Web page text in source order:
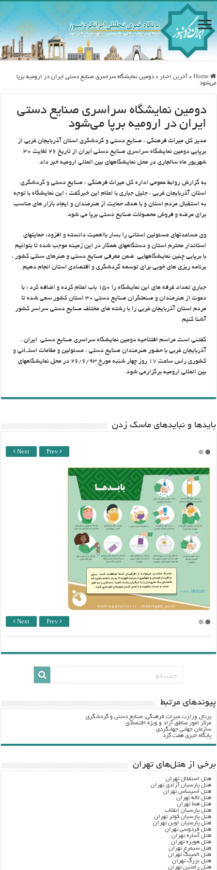
Home
» آخرین اخبار » دومين نمايشگاه سراسري صنايع دستي ايران در اروميه برپا
مي‌شود
دومين نمايشگاه سراسري صنايع دستي
ايران در اروميه برپا مي‌شود
مدير كل ميراث فرهنگي ، صنايع دستي و گردشگري استان آذربايجان غربي از
برپايي دومين نمايشگاه سراسري صنایع دستی ايران از تاريخ ۲۶ لغايت ۳۰
شهريور ماه سالجاري در محل نمايشگاههاي بين المللی اروميه خبر داد.
به گزارش روابط عمومي اداره كل ميراث فرهنگي ، صنايع دستي و گردشگري
استان آذربايجان غربي ، جليل جباري با اعلام اين خبرگفت : اين نمايشگاه با توجه
به استقبال مردم استان و با هدف حمايت از هنرمندان و ايجاد بازار هاي مناسب
براي عرضه و فروش محصولات صنايع دستي برپا مي شود.
وي مساعدتهاي مسئولين استاني را بسار بااهميت دانسته و افزود: حمايتهاي
استاندار محترم استان و دستگاههاي همكار در اين زمينه موجب شده تا بتوانيم
با برپايي چنين نمايشگاههايي ضمن معرفي صنايع دستي و هنرهاي سنتي كشور ،
برنامه ريزي هاي خوبي براي توسعه گردشگري و اقتصادي استان انجام دهيم.
جباري تعداد غرفه هاي اين نمايشگاه را ۱۵۰ باب اعلام كرده و اضافه كرد : با
دعوت از هنرمندان و صنعتگران صنايع دستي ۳۰ استان كشور سعي شده تا
مردم استان آذربايجان غربي را با رشته هاي مختلف صنايع دستي سراسر كشور
آشنا کنیم.
گفتني است مراسم افتتاحيه دومين نمايشگاه سراسري صنايع دستي ايران ـ‌
آذربايجان غربي با حضور هنرمندان صنايع دستي ، مسئولين و مقامات استــاني و
كشوري راس ساعت ۱۷ روز چهار شنبه مورخ ۲۶/۶/۹۳ در محل نمايشگاههاي
بين المللي اروميه برگزارمي شود.
باید‌ها و نبایدهای ماسک زدن
Next Prev
Next Prev
پيوندهاي مرتبط
پرتال وزارت ميراث فرهنگي، صنایع دستی و گردشگري
مرکز امور مناطق آزاد و ویژه اقتصادی
سازمان جهانی جهانگردی
پایگاه خبری هفت گرد
برخی از هتل‌های تهران
هتل استقلال تهران
هتل پارسیان آزادی تهران
هتل اسپیناس تهران
هتل لاله تهران
هتل هما تهران
هتل پارسیان انقلاب
هتل پارسیان کوثر تهران
هتل پارسیان اوین تهران
هتل فردوسی تهران
هتل آساره تهران
هتل هویزه تهران
هتل سیمرغ تهران
هتل المپیک تهران
هتل بزرگ تهران
هتل رامتین تهران